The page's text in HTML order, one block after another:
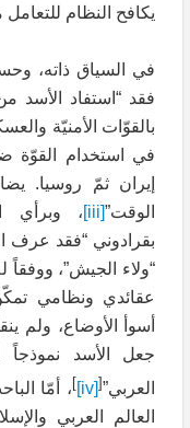
يكافح النظام للتعامل
فقد “استفاد الأسد
بالقوّات الأمنيّة
في استخدام
إيران ثمّ روسيا.
الوقت”[iii]
، وبرأي
بقرادوني “فقد عرف
“ولاء الجيش”،
عقائدي ونظامي
أسوأ الأوضاع، ولم
جعل الأسد نموذجاً
العربي”[
[iv]
] ، أمّا
العالم العربي